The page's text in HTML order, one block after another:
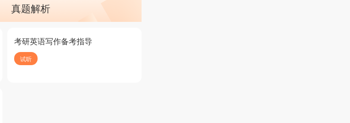
真题解析
考研英语写作备考指导
试听